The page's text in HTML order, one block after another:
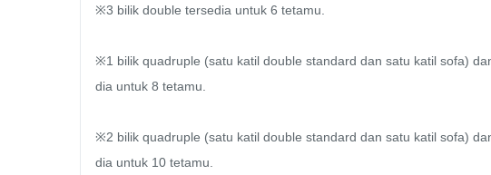
※3 bilik double tersedia untuk 6 tetamu.
※1 bilik quadruple (satu katil double standard dan satu katil sofa)
dia untuk 8 tetamu.
※2 bilik quadruple (satu katil double standard dan satu katil sofa)
dia untuk 10 tetamu.